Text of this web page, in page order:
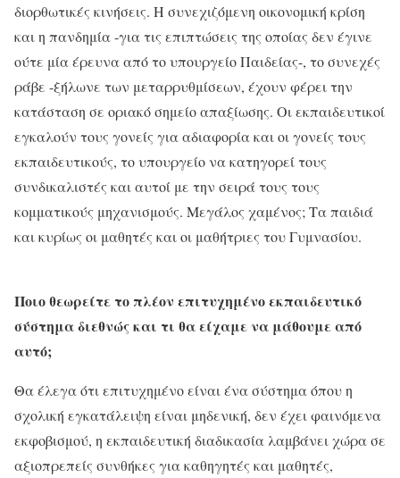
διορθωτικές κινήσεις. Η συνεχιζόμενη οικονομική κρίση
και η πανδημία -για τις επιπτώσεις της οποίας δεν έγινε
ούτε μία έρευνα από το υπουργείο Παιδείας-, το συνεχές
ράβε -ξήλωνε των μεταρρυθμίσεων, έχουν φέρει την
κατάσταση σε οριακό σημείο απαξίωσης. Οι εκπαιδευτικοί
εγκαλούν τους γονείς για αδιαφορία και οι γονείς τους
εκπαιδευτικούς, το υπουργείο να κατηγορεί τους
συνδικαλιστές και αυτοί με την σειρά τους τους
κομματικούς μηχανισμούς. Μεγάλος χαμένος; Τα παιδιά
και κυρίως οι μαθητές και οι μαθήτριες του Γυμνασίου.
Ποιο θεωρείτε το πλέον επιτυχημένο εκπαιδευτικό
σύστημα διεθνώς και τι θα είχαμε να μάθουμε από
αυτό;
Θα έλεγα ότι επιτυχημένο είναι ένα σύστημα όπου η
σχολική εγκατάλειψη είναι μηδενική, δεν έχει φαινόμενα
εκφοβισμού, η εκπαιδευτική διαδικασία λαμβάνει χώρα σε
αξιοπρεπείς συνθήκες για καθηγητές και μαθητές,